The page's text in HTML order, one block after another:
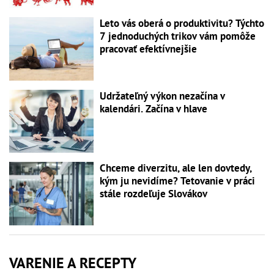
Leto vás oberá o produktivitu? Týchto
7 jednoduchých trikov vám pomôže
pracovať efektívnejšie
Udržateľný výkon nezačína v
kalendári. Začína v hlave
Chceme diverzitu, ale len dovtedy,
kým ju nevidíme? Tetovanie v práci
stále rozdeľuje Slovákov
VARENIE A RECEPTY